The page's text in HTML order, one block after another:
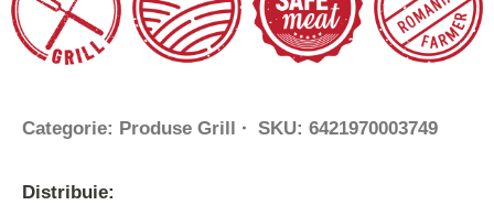
Categorie: Produse Grill SKU: 6421970003749
Distribuie: